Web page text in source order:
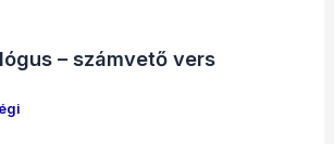
– számvető vers